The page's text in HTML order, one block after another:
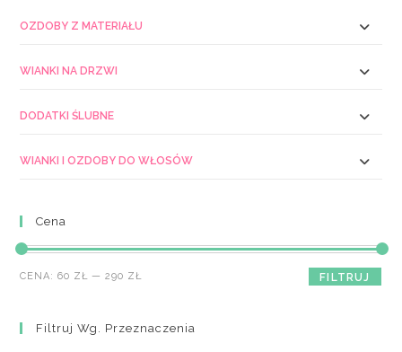
OZDOBY Z MATERIAŁU
WIANKI NA DRZWI
DODATKI ŚLUBNE
WIANKI I OZDOBY DO WŁOSÓW
Cena
Cena
Cena
FILTRUJ
CENA:60 ZŁ —290 ZŁ
Filtruj Wg. Przeznaczenia